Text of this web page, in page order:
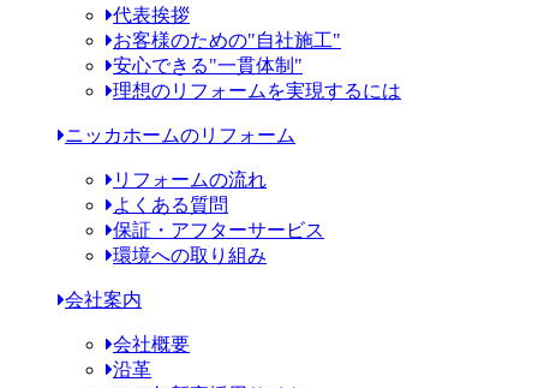
代表挨拶
お客様のための"自社施工"
安心できる"一貫体制"
理想のリフォームを実現するには
ニッカホームのリフォーム
リフォームの流れ
よくある質問
保証・アフターサービス
環境への取り組み
会社案内
会社概要
沿革